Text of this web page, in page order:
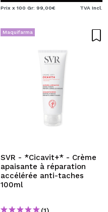
Prix x 100 Gr: 99,00€ TVA Incl.
Maquifarma
SVR - *Cicavit+* - Crème
apaisante à réparation
accélérée anti-taches
100ml
(1)